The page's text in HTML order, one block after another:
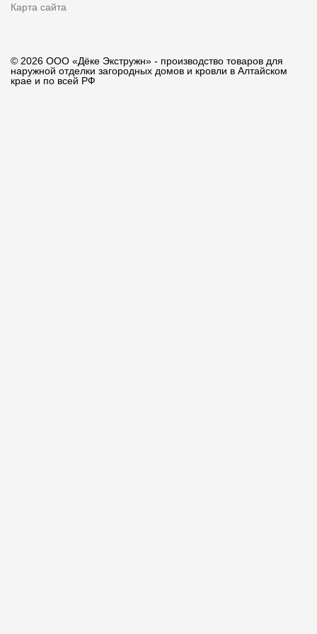
Карта сайта
© 2026 ООО «Дёке Экстружн» - производство товаров для
наружной отделки загородных домов и кровли в Алтайском
крае и по всей РФ